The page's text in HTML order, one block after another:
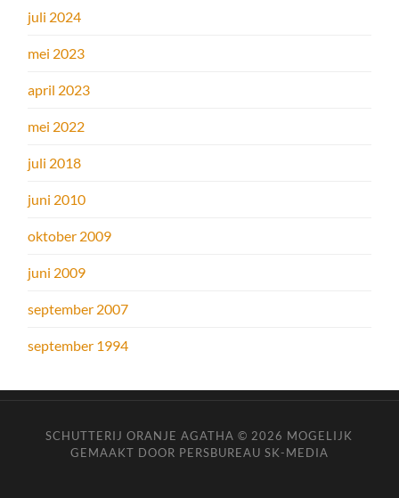
juli 2024
mei 2023
april 2023
mei 2022
juli 2018
juni 2010
oktober 2009
juni 2009
september 2007
september 1994
SCHUTTERIJ ORANJE AGATHA © 2026 MOGELIJK
GEMAAKT DOOR PERSBUREAU SK-MEDIA